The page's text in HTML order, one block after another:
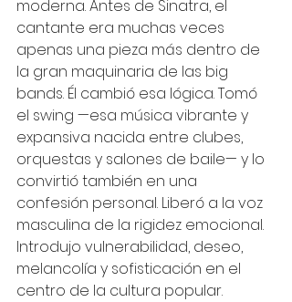
moderna. Antes de Sinatra, el
cantante era muchas veces
apenas una pieza más dentro de
la gran maquinaria de las big
bands. Él cambió esa lógica. Tomó
el swing —esa música vibrante y
expansiva nacida entre clubes,
orquestas y salones de baile— y lo
convirtió también en una
confesión personal. Liberó a la voz
masculina de la rigidez emocional.
Introdujo vulnerabilidad, deseo,
melancolía y sofisticación en el
centro de la cultura popular.